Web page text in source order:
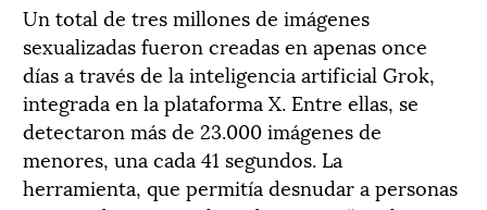
Un total de tres millones de imágenes
sexualizadas fueron creadas en apenas once
días a través de la inteligencia artificial Grok,
integrada en la plataforma X. Entre ellas, se
detectaron más de 23.000 imágenes de
menores, una cada 41 segundos. La
herramienta, que permitía desnudar a personas